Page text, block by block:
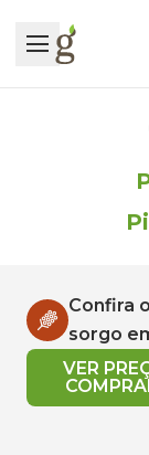
Confira
sorgo
VER